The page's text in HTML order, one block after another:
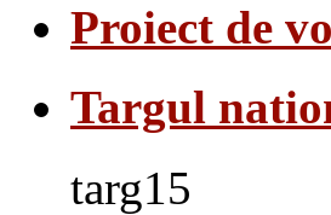
Proiect de
Targul
targ15